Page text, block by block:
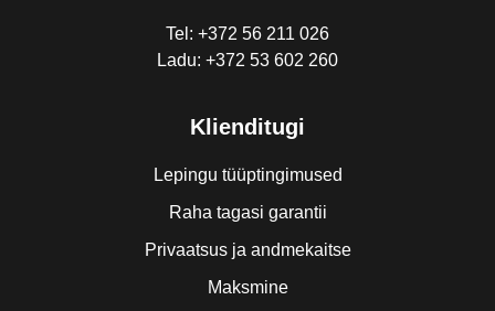
Tel: +372 56 211 026
Ladu: +372 53 602 260
Klienditugi
Lepingu tüüptingimused
Raha tagasi garantii
Privaatsus ja andmekaitse
Maksmine